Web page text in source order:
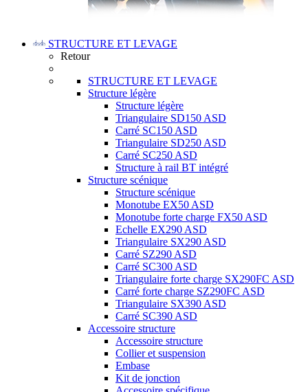
STRUCTURE ET LEVAGE
Retour
STRUCTURE ET LEVAGE
Structure légère
Structure légère
Triangulaire SD150 ASD
Carré SC150 ASD
Triangulaire SD250 ASD
Carré SC250 ASD
Structure à rail BT intégré
Structure scénique
Structure scénique
Monotube EX50 ASD
Monotube forte charge FX50 ASD
Echelle EX290 ASD
Triangulaire SX290 ASD
Carré SZ290 ASD
Carré SC300 ASD
Triangulaire forte charge SX290FC ASD
Carré forte charge SZ290FC ASD
Triangulaire SX390 ASD
Carré SC390 ASD
Accessoire structure
Accessoire structure
Collier et suspension
Embase
Kit de jonction